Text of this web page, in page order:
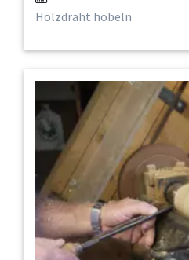
Holzdraht hobeln